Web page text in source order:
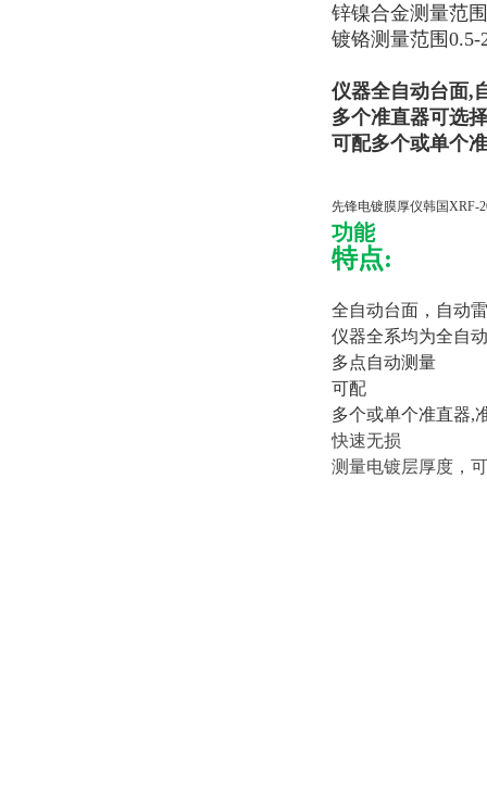
锌镍合金测量范
镀铬测量范围0.5-
仪器全自动台面,
多个准直器可选
可配多个或单个
先锋电镀膜厚仪韩国XRF-
功能
特点:
全自动台面，自动
仪器全系均为全自
多点自动测量
可配
多个或单个准直器,
快速无损
测量电镀层厚度，